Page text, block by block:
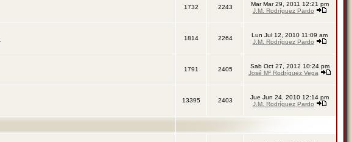
1732 2243
Mar Mar 29, 2011 12:21 pm
J.M. Rodríguez Pardo
1814 2264
Lun Jul 12, 2010 11:09 am
J.M. Rodríguez Pardo
1791 2405
Sab Oct 27, 2012 10:24 pm
José Mª Rodríguez Vega
13395 2403
Jue Jun 24, 2010 12:14 pm
J.M. Rodríguez Pardo